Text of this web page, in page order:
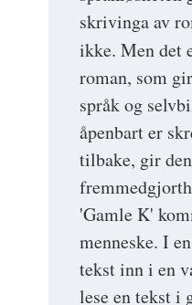
skrivinga av
ikke. Men det
roman, som
språk og
åpenbart er
tilbake, gir
'Gamle K'
menneske. I
tekst inn i en
lese en tekst i